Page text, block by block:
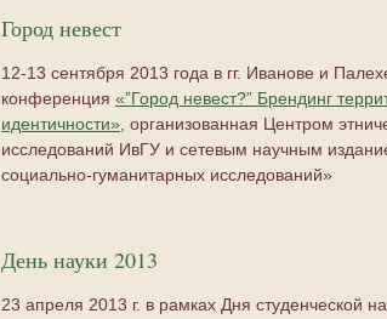
Город невест
12-13 сентября 2013 года в гг. Иванове и
конференция «”Город невест?” Брендинг
идентичности» , организованная Центром
исследований ИвГУ и сетевым научным
социально-гуманитарных исследований»
День науки 2013
23 апреля 2013 г. в рамках Дня студенческой